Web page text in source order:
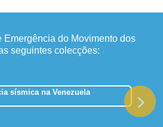
Emergência do Movimento dos
seguintes colecções:
sísmica na Venezuela